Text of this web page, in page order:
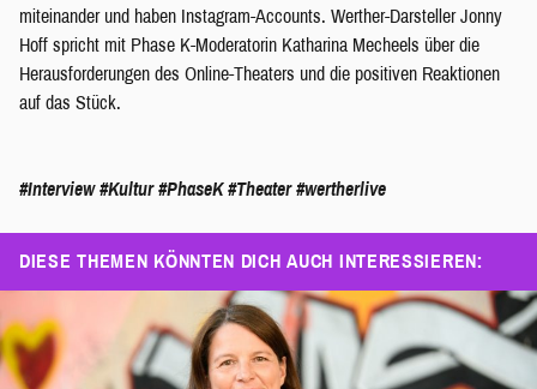
miteinander und haben Instagram-Accounts. Werther-Darsteller Jonny
Hoff spricht mit Phase K-Moderatorin Katharina Mecheels über die
Herausforderungen des Online-Theaters und die positiven Reaktionen
auf das Stück.
#Interview #Kultur #PhaseK #Theater #wertherlive
DIESE THEMEN KÖNNTEN DICH AUCH INTERESSIEREN: